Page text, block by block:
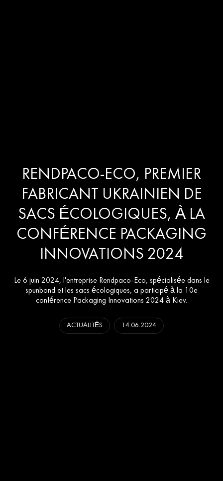
RENDPACO-ECO, PREMIER
FABRICANT UKRAINIEN DE
SACS ÉCOLOGIQUES, À LA
CONFÉRENCE PACKAGING
INNOVATIONS 2024
Le 6 juin 2024, l'entreprise Rendpaco-Eco, spécialisée dans le
spunbond et les sacs écologiques, a participé à la 10e
conférence Packaging Innovations 2024 à Kiev.
ACTUALITÉS 14.06.2024